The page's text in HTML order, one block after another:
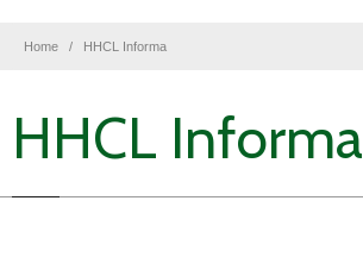
Home HHCL Informa
HHCL Informa